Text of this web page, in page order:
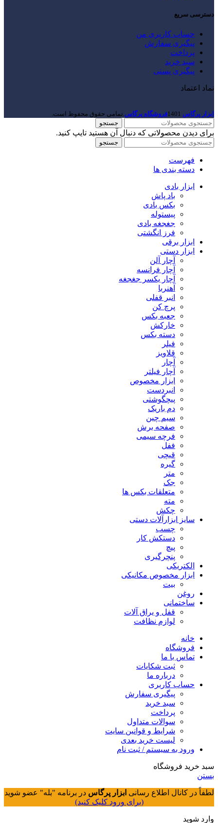
دسترسی سریع
حساب کاربری من
پیگیری سفارش
پرداخت
سبد خرید
پیگیری پستی
نماد اعتماد
ابزار پرگاس 1401فروشگاه پرگاس.تمامی حقوق محفوظ است.
جستجو
برای دیدن محصولاتی که دنبال آن هستید تایپ کنید.
جستجو
فهرست
دسته بندی ها
ابزار بادی
باد پاش
بکس بادی
پیستوله
جغجغه بادی
فرز انگشتی
ابزار برقی
ابزار دستی
آچار آلن
آچار فرانسه
آچار یکسر جغجغه
آهنربا
انبر قفلی
پرچ کن
جعبه بکس
خارکش
دسته بکس
فیلر
قلاویز
آچار
آچار فیلتر
ابزار مخصوص
انبردست
پیچگوشتی
دم باریک
سیم چین
صفحه برش
فرچه سیمی
ففل
قیچی
گیره
متر
جک
متعلقات بکس ها
مته
چکش
سایز ابزارآلات دستی
چسب
دستکش کار
پیچ
پنچرگیری
الکتریکی
ابزار مخصوص مکانیکی
بیت
روغن
ساختمانی
قفل و یراق آلات
لوازم نظافت
خانه
فروشگاه
تماس با ما
ثبت شکایات
درباره ما
حساب کاربری
پیگیری سفارش
سبد خرید
پرداخت
سوالات متداول
شرایط و قوانین سایت
لیست خرید بعدی
ورود به سیستم / ثبت نام
سبد خرید فروشگاه
بستن
لطفاً در کانال اطلاع رسانی ابزار پرگاس در برنامه "بله" عضو شوید
(برای ورود کلیک کنید)
وارد شوید